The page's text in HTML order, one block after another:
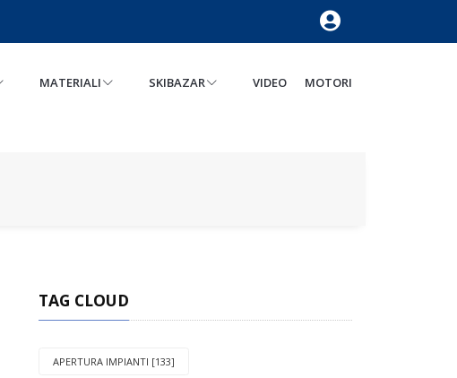
MATERIALI SKIBAZAR VIDEO MOTORI
TAG CLOUD
APERTURA IMPIANTI [133]